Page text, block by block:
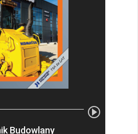
Budowlany